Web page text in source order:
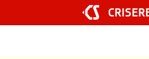
conținut